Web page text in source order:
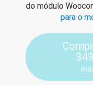
do módulo
para o